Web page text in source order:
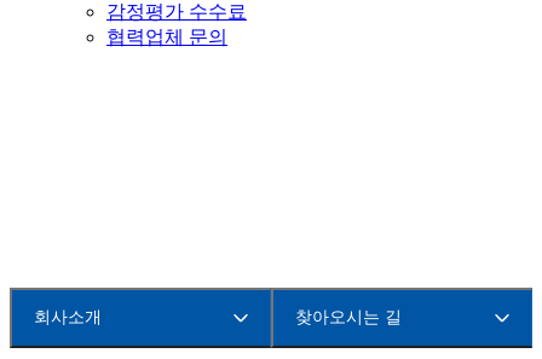
감정평가 수수료
협력업체 문의
회사소개 찾아오시는 길